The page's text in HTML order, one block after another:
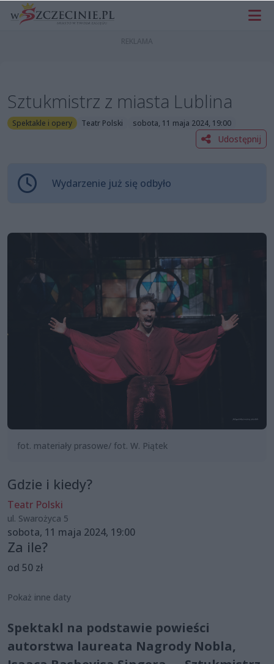
Sztukmistrz z miasta Lublina
Spektakle i opery Teatr Polski sobota, 11 maja 2024, 19:00
Udostępnij
Wydarzenie już się odbyło
fot. materiały prasowe/ fot. W. Piątek
Gdzie i kiedy?
Teatr Polski
ul. Swarożyca 5
sobota, 11 maja 2024, 19:00
Za ile?
od 50 zł
Pokaż inne daty
Spektakl na podstawie powieści
autorstwa laureata Nagrody Nobla,